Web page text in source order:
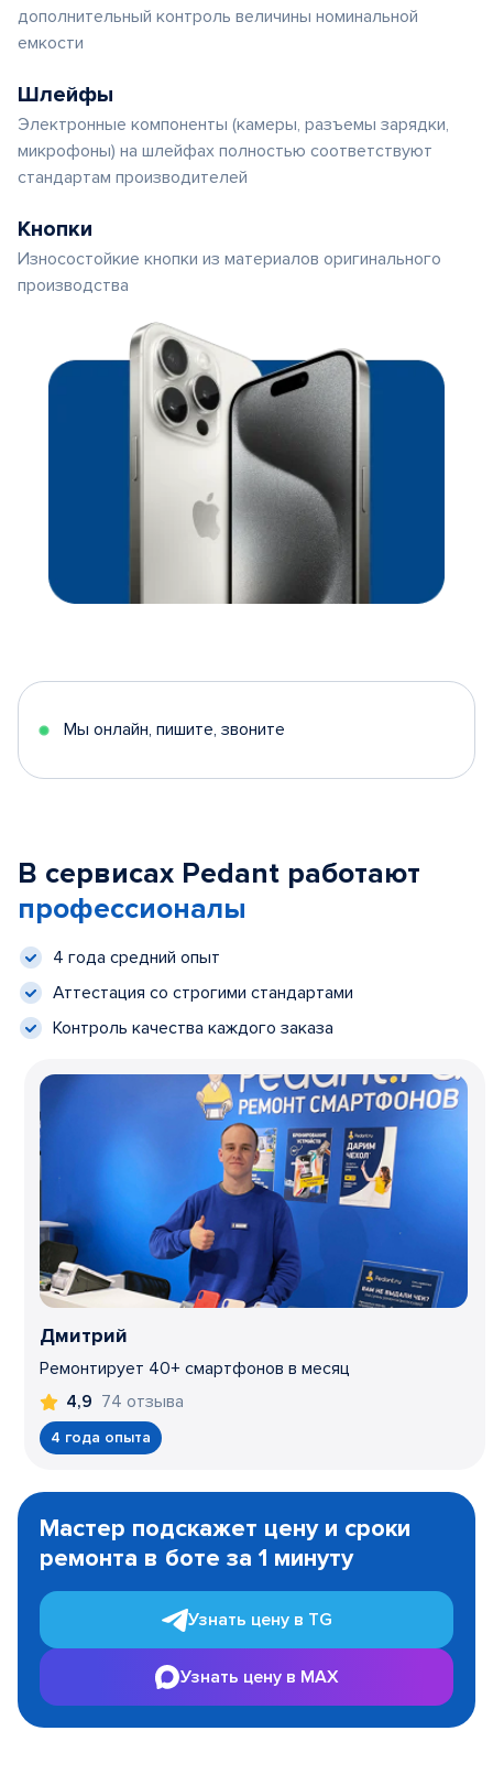
дополнительный контроль величины номинальной
емкости
Шлейфы
Электронные компоненты (камеры, разъемы зарядки,
микрофоны) на шлейфах полностью соответствуют
стандартам производителей
Кнопки
Износостойкие кнопки из материалов оригинального
производства
Мы онлайн, пишите, звоните
В сервисах Pedant работают
профессионалы
4 года средний опыт
Аттестация со строгими стандартами
Контроль качества каждого заказа
Дмитрий
Ремонтирует 40+ смартфонов в месяц
4,9 74 отзыва
4 года опыта
1
Мастер подскажет цену и сроки
ремонта в боте за 1 минуту
Узнать цену в TG
Узнать цену в MAX